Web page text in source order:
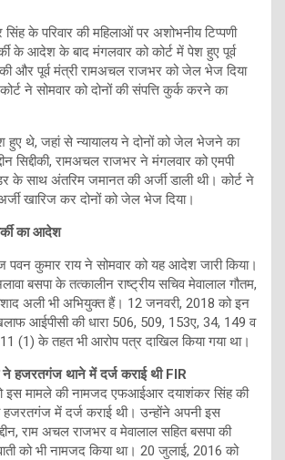
के परिवार की महिलाओं पर अशोभनीय टिप्पणी
के आदेश के बाद मंगलवार को कोर्ट में पेश हुए पूर्व
और पूर्व मंत्री रामअचल राजभर को जेल भेज द‍िया
ने सोमवार को दोनों की संपत्ति कुर्क करने का
हुए थे, जहां से न्यायालय ने दोनों को जेल भेजने का
सिद्दीकी, रामअचल राजभर ने मंगलवार को एमपी
के साथ अंतरिम जमानत की अर्जी डाली थी। कोर्ट ने
खारिज कर दोनों को जेल भेज दिया।
का आदेश
कुमार राय ने सोमवार को यह आदेश जारी किया।
बसपा के तत्कालीन राष्ट्रीय सचिव मेवालाल गौतम,
अली भी अभियुक्त हैं। 12 जनवरी, 2018 को इन
आईपीसी की धारा 506, 509, 153ए, 34, 149 व
11 (1) के तहत भी आरोप पत्र दाखिल किया गया था।
ने हजरतगंज थाने में दर्ज कराई थी FIR
इस मामले की नामजद एफआईआर दयाशंकर सिंह की
हजरतगंज में दर्ज कराई थी। उन्होंने अपनी इस
राम अचल राजभर व मेवालाल सहित बसपा की
को भी नामजद किया था। 20 जुलाई, 2016 को